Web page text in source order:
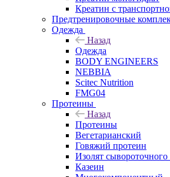
Креатин с
Предтренировочные
Одежда
Назад
Одежда
BODY ENGINEERS
NEBBIA
Scitec Nutrition
FMG04
Протеины
Назад
Протеины
Вегетарианский
Говяжий протеин
Изолят сывороточного
Казеин